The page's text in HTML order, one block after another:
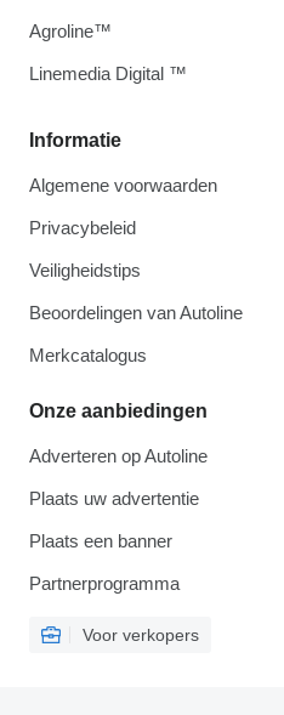
Informatie
Algemene voorwaarden
Privacybeleid
Veiligheidstips
Beoordelingen van Autoline
Merkcatalogus
Onze aanbiedingen
Adverteren op Autoline
Plaats uw advertentie
Plaats een banner
Partnerprogramma
Voor verkopers
Agroline™
Linemedia Digital ™